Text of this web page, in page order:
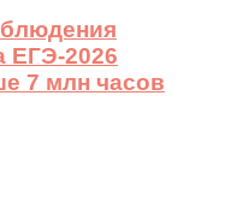
ЕГЭ-2026
7 млн часов